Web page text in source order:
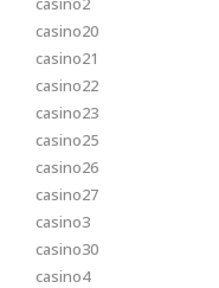
casino20
casino21
casino22
casino23
casino25
casino26
casino27
casino3
casino30
casino4